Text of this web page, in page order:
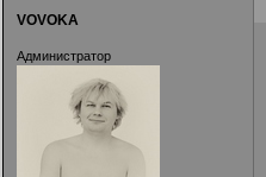
VOVOKA
Администратор